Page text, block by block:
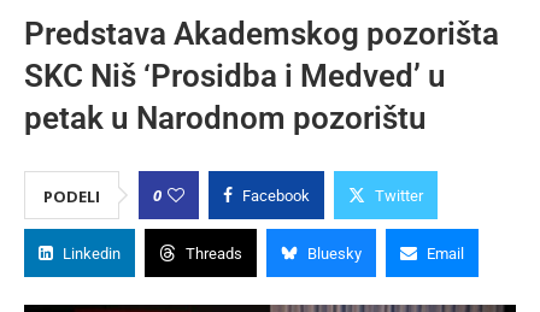
Predstava Akademskog pozorišta
SKC Niš ‘Prosidba i Medved’ u
petak u Narodnom pozorištu
PODELI 0 Facebook Twitter
Linkedin Threads Bluesky Email